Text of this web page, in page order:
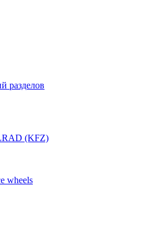
разделов
(KFZ)
wheels